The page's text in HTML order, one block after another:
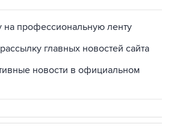
главных новостей сайта
новости в официальном